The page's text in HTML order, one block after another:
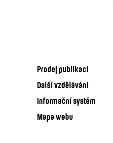
Prodej publikací
Další vzdělávání
Informační systém
Mapa webu